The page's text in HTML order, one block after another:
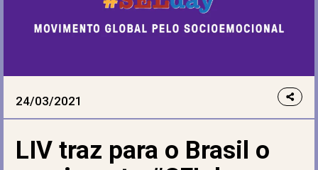
24/03/2021
LIV traz para o Brasil o